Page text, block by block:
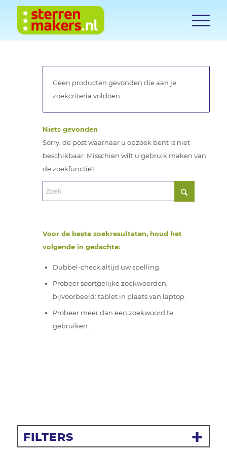
Geen producten gevonden die aan je
zoekcriteria voldoen.
Niets gevonden
Sorry, de post waarnaar u opzoek bent is niet
beschikbaar. Misschien wilt u gebruik maken van
de zoekfunctie?
Voor de beste zoekresultaten, houd het
volgende in gedachte:
Dubbel-check altijd uw spelling.
Probeer soortgelijke zoekwoorden,
bijvoorbeeld: tablet in plaats van laptop.
Probeer meer dan een zoekwoord te
gebruiken.
FILTERS